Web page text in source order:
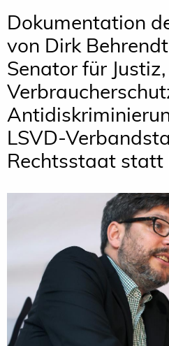
Dokumentation
von Dirk
Senator für Justiz,
LSVD-
Rechtsstaat statt